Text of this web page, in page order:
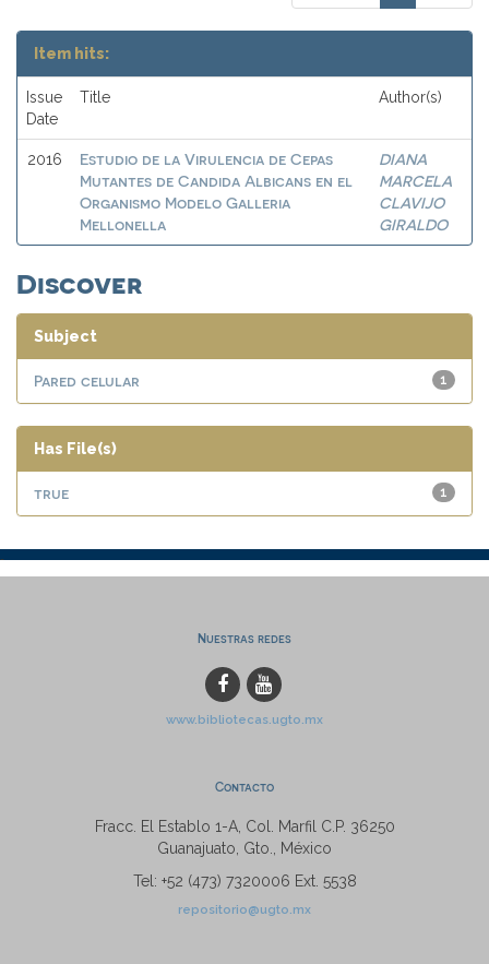
Item hits:
Issue
Date
Title Author(s)
2016
Estudio de la Virulencia de Cepas
Mutantes de Candida Albicans en el
Organismo Modelo Galleria
Mellonella
DIANA
MARCELA
CLAVIJO
GIRALDO
Discover
Subject
1
Pared celular
Has File(s)
1
true
Nuestras redes
www.bibliotecas.ugto.mx
Contacto
Fracc. El Establo 1-A, Col. Marfil C.P. 36250
Guanajuato, Gto., México
Tel: +52 (473) 7320006 Ext. 5538
repositorio@ugto.mx